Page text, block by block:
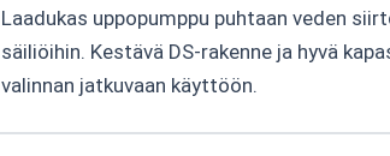
Laadukas uppopumppu puhtaan veden
säiliöihin. Kestävä DS-rakenne ja hyvä
valinnan jatkuvaan käyttöön.